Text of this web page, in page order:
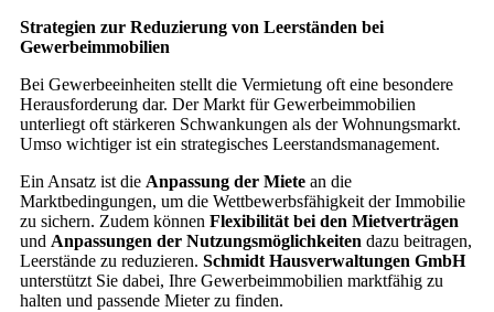
Strategien zur Reduzierung von Leerständen bei
Gewerbeimmobilien
Bei Gewerbeeinheiten stellt die Vermietung oft eine besondere
Herausforderung dar. Der Markt für Gewerbeimmobilien
unterliegt oft stärkeren Schwankungen als der Wohnungsmarkt.
Umso wichtiger ist ein strategisches Leerstandsmanagement.
Ein Ansatz ist die Anpassung der Miete an die
Marktbedingungen, um die Wettbewerbsfähigkeit der Immobilie
zu sichern. Zudem können Flexibilität bei den Mietverträgen
und Anpassungen der Nutzungsmöglichkeiten dazu beitragen,
Leerstände zu reduzieren. Schmidt Hausverwaltungen GmbH
unterstützt Sie dabei, Ihre Gewerbeimmobilien marktfähig zu
halten und passende Mieter zu finden.